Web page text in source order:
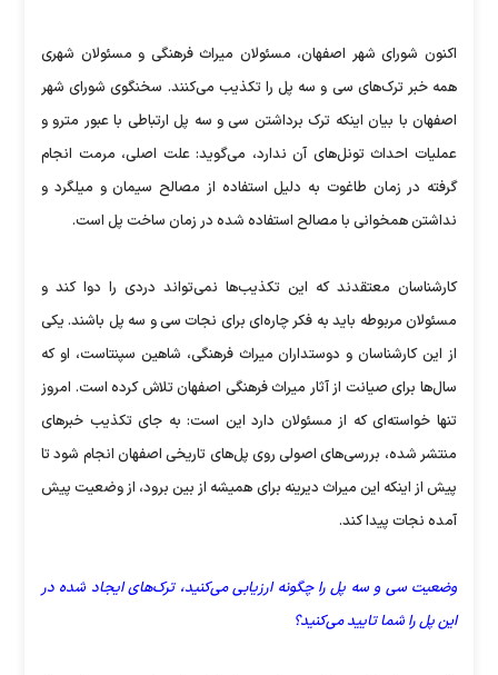
اکنون شورای شهر اصفهان، مسئولان میراث فرهنگی و مسئولان شهری
همه خبر ترک‌های سی و سه پل را تکذیب می‌کنند. سخنگوی شورای شهر
اصفهان با بیان اینکه ترک برداشتن سی و سه پل ارتباطی با عبور مترو و
عملیات احداث تونل‌های آن ندارد، می‌گوید: علت اصلی، مرمت انجام
گرفته در زمان طاغوت به دلیل استفاده از مصالح سیمان و میلگرد و
نداشتن همخوانی با مصالح استفاده شده در زمان ساخت پل است.
کارشناسان معتقدند که این تکذیب‌ها نمی‌تواند دردی را دوا کند و
مسئولان مربوطه باید به فکر چاره‌‌ای برای نجات سی و سه پل باشند. یکی
از این کارشناسان و دوستداران میراث فرهنگی، شاهین سپنتاست، او که
سال‌ها برای صیانت از آثار میراث فرهنگی اصفهان تلاش کرده است. امروز
تنها خواسته‌ای که از مسئولان دارد این است: به جای تکذیب خبرهای
منتشر شده، بررسی‌های اصولی روی پل‌های تاریخی اصفهان انجام شود تا
پیش از اینکه این میراث دیرینه برای همیشه از بین برود، از وضعیت پیش
آمده نجات پیدا کند.
وضعیت سی و سه پل را چگونه ارزیابی می‌کنید، ترک‌های ایجاد شده در
این پل را شما تایید می‌کنید؟